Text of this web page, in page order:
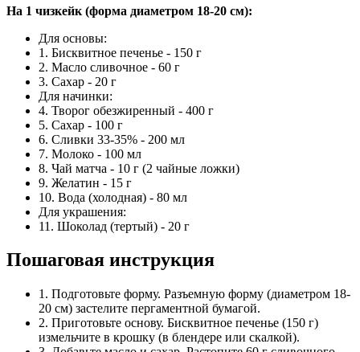
На 1 чизкейк (форма диаметром 18-20 см):
Для основы:
1. Бисквитное печенье - 150 г
2. Масло сливочное - 60 г
3. Сахар - 20 г
Для начинки:
4. Творог обезжиренный - 400 г
5. Сахар - 100 г
6. Сливки 33-35% - 200 мл
7. Молоко - 100 мл
8. Чай матча - 10 г (2 чайные ложки)
9. Желатин - 15 г
10. Вода (холодная) - 80 мл
Для украшения:
11. Шоколад (тертый) - 20 г
Пошаговая инструкция
1. Подготовьте форму. Разъемную форму (диаметром 18-
20 см) застелите пергаментной бумагой.
2. Приготовьте основу. Бисквитное печенье (150 г)
измельчите в крошку (в блендере или скалкой).